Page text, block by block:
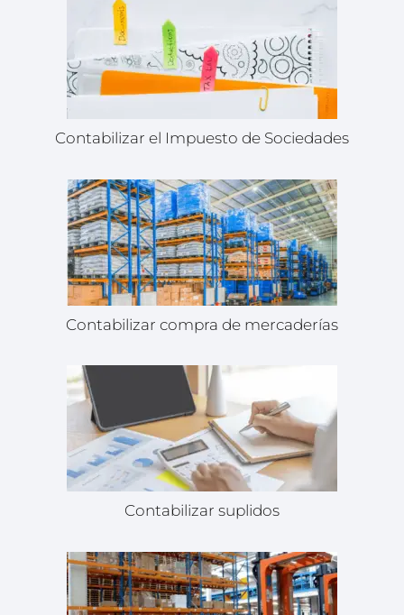
Contabilizar el Impuesto de Sociedades
Contabilizar compra de mercaderías
Contabilizar suplidos